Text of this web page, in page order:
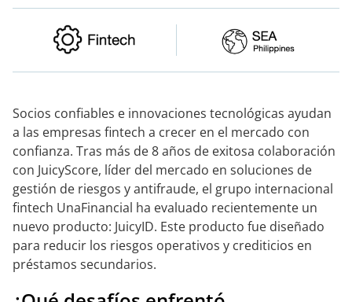
Socios confiables e innovaciones tecnológicas ayudan
a las empresas fintech a crecer en el mercado con
confianza. Tras más de 8 años de exitosa colaboración
con JuicyScore, líder del mercado en soluciones de
gestión de riesgos y antifraude, el grupo internacional
fintech UnaFinancial ha evaluado recientemente un
nuevo producto: JuicyID. Este producto fue diseñado
para reducir los riesgos operativos y crediticios en
préstamos secundarios.